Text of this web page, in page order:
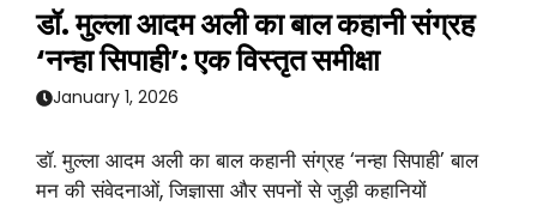
डॉ. मुल्ला आदम अली का बाल कहानी संग्रह
‘नन्हा सिपाही’: एक विस्तृत समीक्षा
January 1, 2026
डॉ. मुल्ला आदम अली का बाल कहानी संग्रह ‘नन्हा सिपाही’ बाल
मन की संवेदनाओं, जिज्ञासा और सपनों से जुड़ी कहानियों